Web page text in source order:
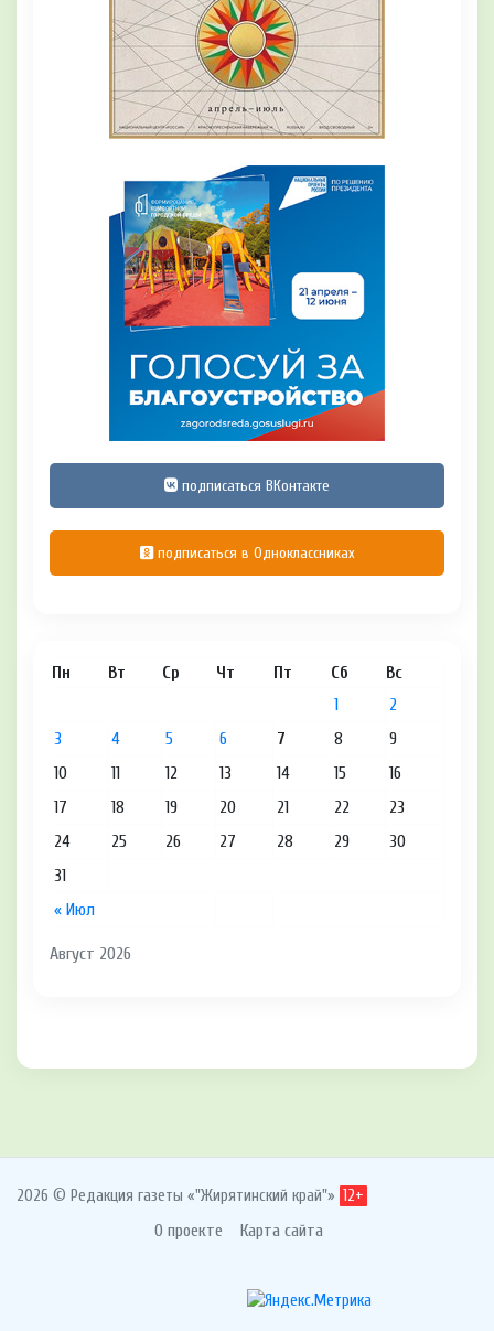
подписаться ВКонтакте
подписаться в Одноклассниках
Август 2026
Пн Вт Ср Чт Пт Сб Вс
« Июл
1
2
3
4 5 6 7 8
9
10
11 12 13 14 15
16
17
18 19 20 21 22
23
24
25 26 27 28 29
30
31
2026 © Редакция газеты «"Жирятинский край"» 12+
О проекте Карта сайта